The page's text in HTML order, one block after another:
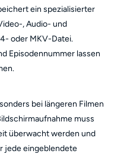
ein spezialisierter
, Audio- und
oder MKV-Datei.
Episodennummer lassen
bei längeren Filmen
muss
überwacht werden und
jede eingeblendete